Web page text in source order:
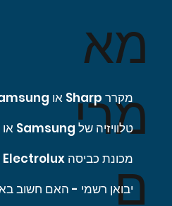
מא
מרי
ם
מקרר Sharp או Samsung?
טלוויזיה של Samsung או LG?
מכונת כביסה Electrolux
יבואן רשמי - האם חשוב